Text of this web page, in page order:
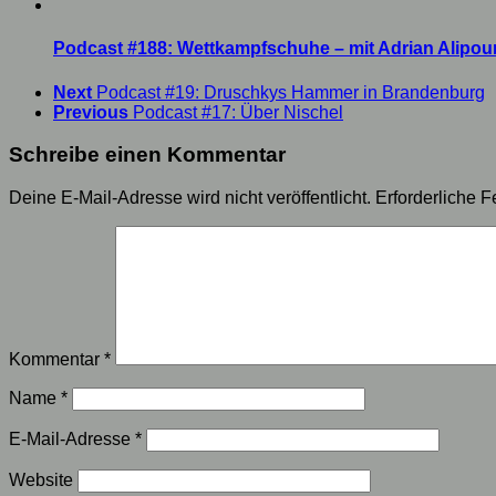
Podcast #188: Wettkampfschuhe – mit Adrian
Next Podcast #19: Druschkys Hammer in Brandenburg
Previous Podcast #17: Über Nischel
Schreibe einen Kommentar
Deine E-Mail-Adresse wird nicht veröffentlicht. Erforderliche
Kommentar *
Name *
E-Mail-Adresse *
Website